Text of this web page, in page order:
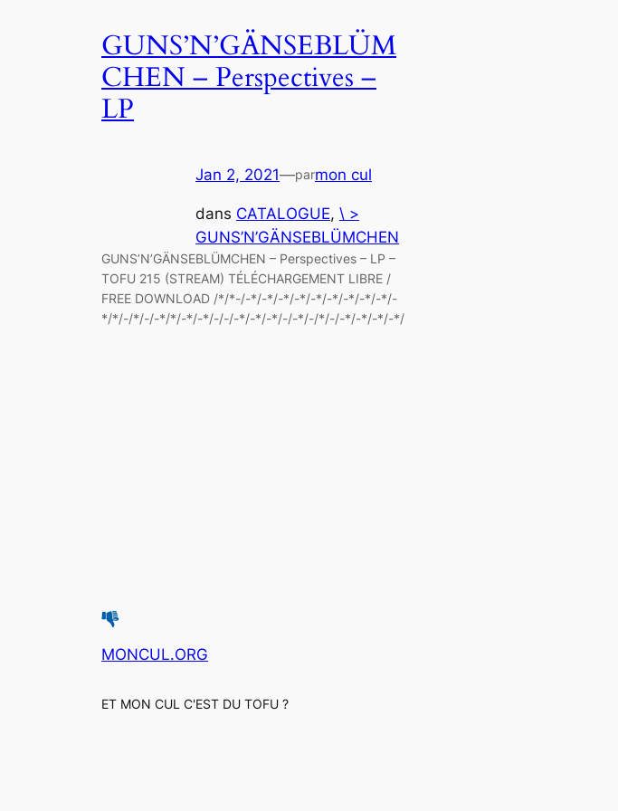
GUNS’N’GÄNSEBLÜM
CHEN – Perspectives –
LP
Jan 2, 2021—parmon cul
dans CATALOGUE, \ >
GUNS’N’GÄNSEBLÜMCHEN
GUNS’N’GÄNSEBLÜMCHEN – Perspectives – LP –
TOFU 215 (STREAM) TÉLÉCHARGEMENT LIBRE /
FREE DOWNLOAD /*/*-/-*/-*/-*/-*/-*/-*/-*/-*/-*/-
*/*/-/*/-/-*/*/-*/-*/-/-/-*/-*/-*/-/-*/-/*/-/-*/-*/-*/-*/
MONCUL.ORG
ET MON CUL C'EST DU TOFU ?